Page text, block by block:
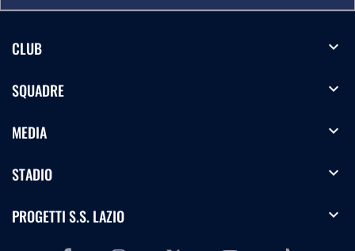
CLUB expand_more
SQUADRE expand_more
MEDIA expand_more
STADIO expand_more
PROGETTI S.S. LAZIO expand_more